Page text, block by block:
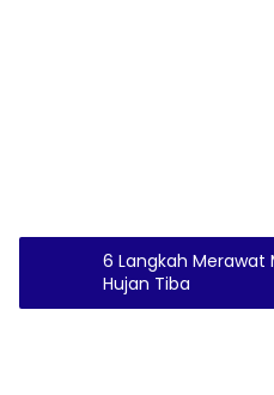
6 Langkah Merawat
Hujan Tiba